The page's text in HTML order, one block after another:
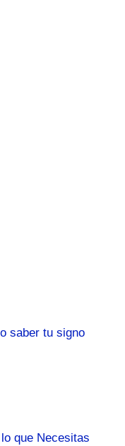
saber tu signo
que Necesitas